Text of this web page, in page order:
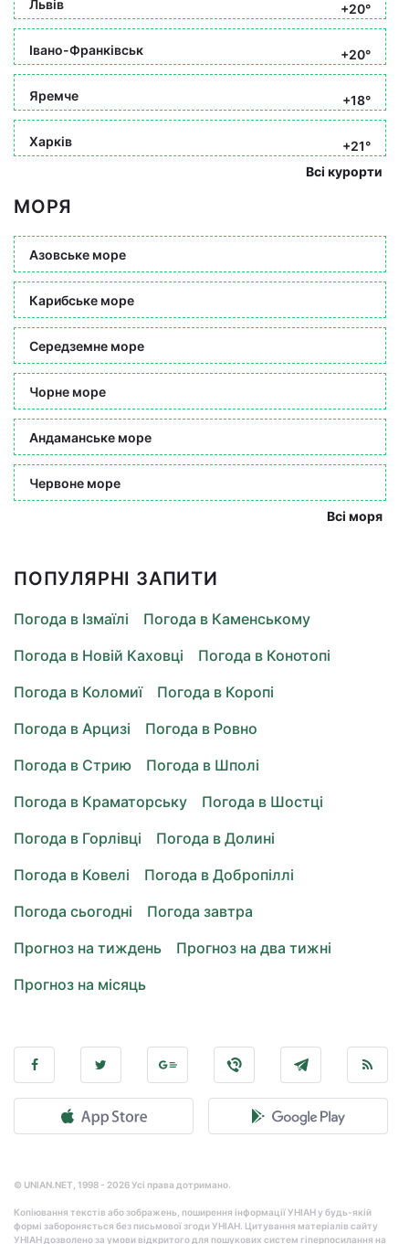
Львів +20°
Івано-Франківськ +20°
Яремче +18°
Харків
+21°
Всі курорти
МОРЯ
Азовське море
Карибське море
Середземне море
Чорне море
Андаманське море
Червоне море
Всі моря
ПОПУЛЯРНІ ЗАПИТИ
Погода в Ізмаїлі
Погода в Каменському
Погода в Новій Каховці
Погода в Конотопі
Погода в Коломиї
Погода в Коропі
Погода в Арцизі
Погода в Ровно
Погода в Стрию
Погода в Шполі
Погода в Краматорську
Погода в Шостці
Погода в Горлівці
Погода в Долині
Погода в Ковелі
Погода в Добропіллі
Погода сьогодні
Погода завтра
Прогноз на тиждень
Прогноз на два тижні
Прогноз на місяць
© UNIAN.NET, 1998 - 2026 Усі права дотримано.
Копіювання текстів або зображень, поширення інформації УНІАН у будь-якій
формі забороняється без письмової згоди УНІАН. Цитування матеріалів сайту
УНІАН дозволено за умови відкритого для пошукових систем гіперпосилання на